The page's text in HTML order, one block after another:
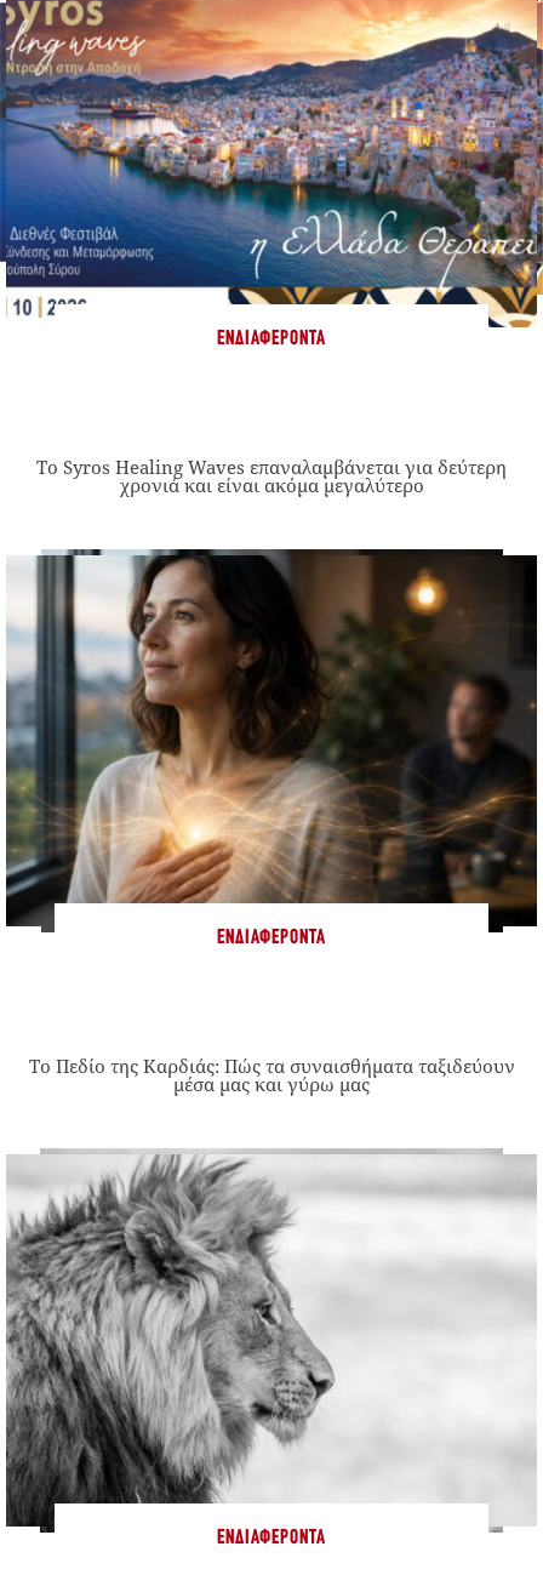
ΕΝΔΙΑΦΈΡΟΝΤΑ
Το Syros Healing Waves επαναλαμβάνεται για δεύτερη
χρονιά και είναι ακόμα μεγαλύτερο
ΕΝΔΙΑΦΈΡΟΝΤΑ
Το Πεδίο της Καρδιάς: Πώς τα συναισθήματα ταξιδεύουν
μέσα μας και γύρω μας
ΕΝΔΙΑΦΈΡΟΝΤΑ